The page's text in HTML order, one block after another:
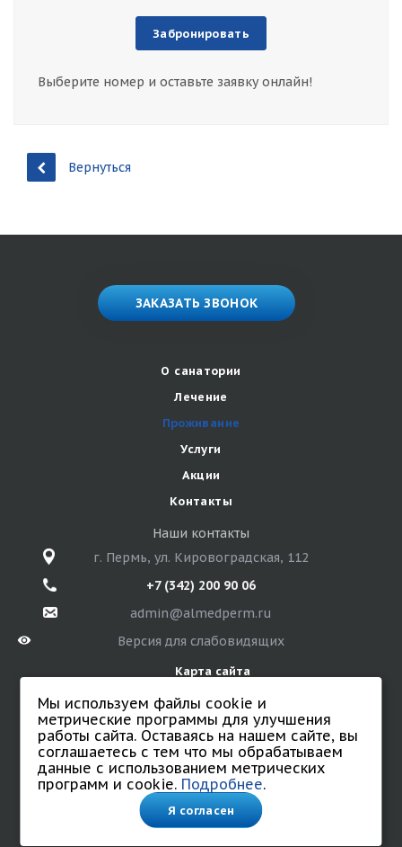
Забронировать
Выберите номер и оставьте заявку онлайн!
Вернуться
ЗАКАЗАТЬ ЗВОНОК
О санатории
Лечение
Проживание
Услуги
Акции
Контакты
Наши контакты
г. Пермь, ул. Кировоградская, 112
+7 (342) 200 90 06
admin@almedperm.ru
Версия для слабовидящих
Карта сайта
© 2026 Санаторий «Алмед»
Все права защищены.
Политика обработки персональных данных
Согласие на обработку персональных данных.
Соглашение на обработку данных с использованием
cookie и метрических программ.
Мы используем файлы cookie и
метрические программы для улучшения
работы сайта. Оставаясь на нашем сайте, вы
соглашаетесь с тем что мы обрабатываем
данные с использованием метрических
программ и cookie. Подробнее.
Я согласен